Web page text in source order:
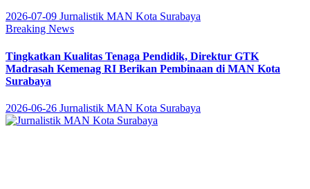
2026-07-09 Jurnalistik MAN Kota Surabaya
Breaking News
Tingkatkan Kualitas Tenaga Pendidik, Direktur GTK
Madrasah Kemenag RI Berikan Pembinaan di MAN Kota
Surabaya
2026-06-26 Jurnalistik MAN Kota Surabaya